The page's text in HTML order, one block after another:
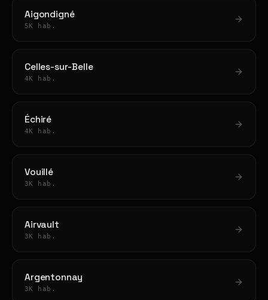
Aigondigné
5K hab.
Celles-sur-Belle
4K hab.
Échiré
4K hab.
Vouillé
3K hab.
Airvault
3K hab.
Argentonnay
3K hab.